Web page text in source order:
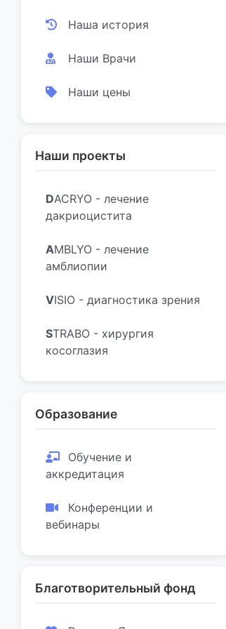
Наша история
Наши Врачи
Наши цены
Наши проекты
DACRYO - лечение
дакриоцистита
AMBLYO - лечение
амблиопии
VISIO - диагностика зрения
STRABO - хирургия
косоглазия
Образование
Обучение и
аккредитация
Конференции и
вебинары
Благотворительный фонд